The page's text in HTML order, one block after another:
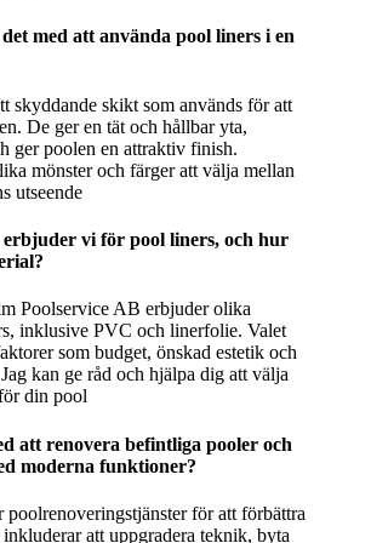
med att använda pool liners i en
skyddande skikt som används för att
De ger en tät och hållbar yta,
ger poolen en attraktiv finish.
mönster och färger att välja mellan
utseende
vi för pool liners, och hur
Poolservice AB erbjuder olika
inklusive PVC och linerfolie. Valet
som budget, önskad estetik och
kan ge råd och hjälpa dig att välja
din pool
att renovera befintliga pooler och
moderna funktioner?
poolrenoveringstjänster för att förbättra
att uppgradera teknik, byta